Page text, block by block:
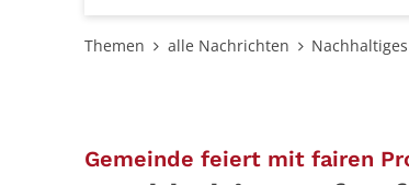
Themen alle Nachrichten
Gemeinde feiert mit fairen